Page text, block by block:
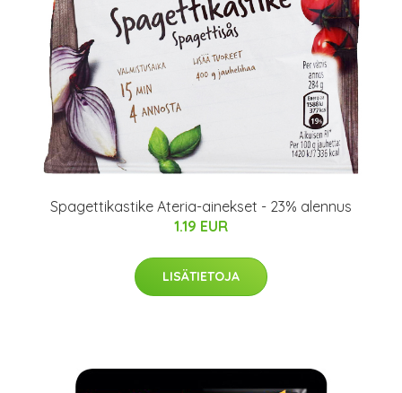
Spagettikastike Ateria-ainekset - 23% alennus
1.19 EUR
LISÄTIETOJA